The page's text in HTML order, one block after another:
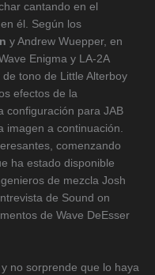
cantando en el
él. Según los
y Andrew Wuepper, en
Enigma y LA-2A
tono de Little Alterboy
efectos de la
configuración para JAB
imagen a continuación.
comenzando
ha estado disponible
de mezcla Josh
de Sound on
de Wave DeEsser
no sorprende que lo haya